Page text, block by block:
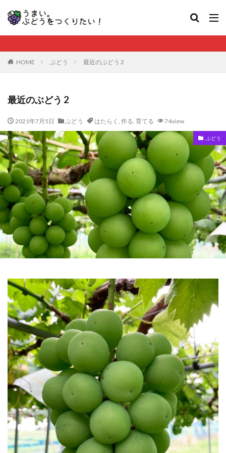
HOME ぶどう 最近のぶどう 2
最近のぶどう 2
2021年7月5日 ぶどう はたらく , 作る, 育てる 74view
ぶどう